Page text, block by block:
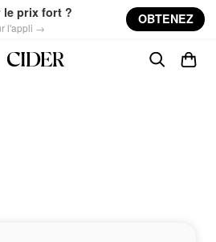
le prix fort ?
l'appli →
OBTENEZ